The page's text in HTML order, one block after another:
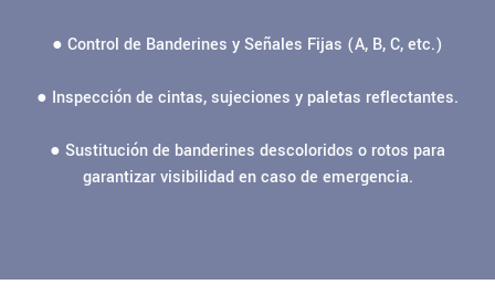
● Control de Banderines y Señales Fijas (A, B, C, etc.)
● Inspección de cintas, sujeciones y paletas reflectantes.
● Sustitución de banderines descoloridos o rotos para
garantizar visibilidad en caso de emergencia.